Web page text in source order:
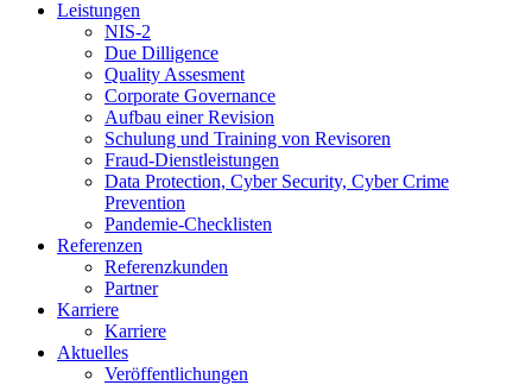
Leistungen
NIS-2
Due Dilligence
Quality Assesment
Corporate Governance
Aufbau einer Revision
Schulung und Training von Revisoren
Fraud-Dienstleistungen
Data Protection, Cyber Security, Cyber Crime
Prevention
Pandemie-Checklisten
Referenzen
Referenzkunden
Partner
Karriere
Karriere
Aktuelles
Veröffentlichungen